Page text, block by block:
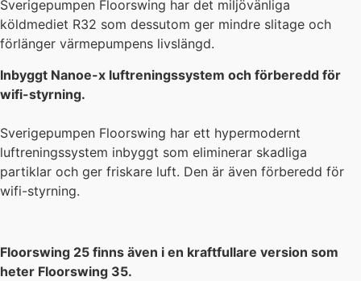
Sverigepumpen Floorswing har det miljövänliga
köldmediet R32 som dessutom ger mindre slitage och
förlänger värmepumpens livslängd.
Inbyggt Nanoe-x luftreningssystem och förberedd för
wifi-styrning.
Sverigepumpen Floorswing har ett hypermodernt
luftreningssystem inbyggt som eliminerar skadliga
partiklar och ger friskare luft. Den är även förberedd för
wifi-styrning.
Floorswing 25 finns även i en kraftfullare version som
heter Floorswing 35.